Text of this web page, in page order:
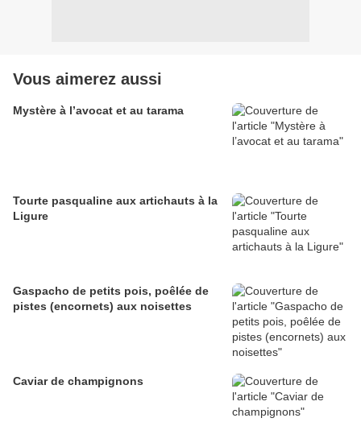
Vous aimerez aussi
Mystère à l’avocat et au tarama
Tourte pasqualine aux artichauts à la
Ligure
Gaspacho de petits pois, poêlée de
pistes (encornets) aux noisettes
Caviar de champignons